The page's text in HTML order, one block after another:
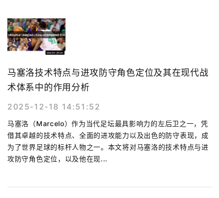
马塞洛技术特点与进攻防守角色定位及其在现代战
术体系中的作用分析
2025-12-18 14:51:52
马塞洛（Marcelo）作为当代足坛最具影响力的左后卫之一，凭
借其卓越的技术特点、全面的进攻能力以及出色的防守表现，成
为了世界足球的标杆人物之一。本文将对马塞洛的技术特点与进
攻防守角色定位，以及他在现...